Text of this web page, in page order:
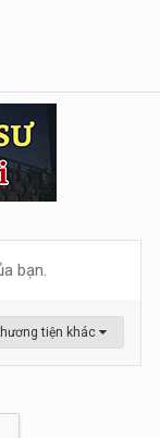
bạn.
tiện khác